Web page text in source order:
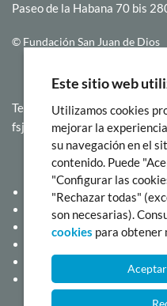
Paseo de la Habana 70 bis
© Fundación San Juan de Dios
Teléfono (034) 91 387 44 89
fsjd.secretaria@sjd.es
Haz un donativo
Aviso Legal
Políticas y procedimientos
Política de privacidad
Canal de Denuncias
Este sitio web
Utilizamos cookies
mejorar la
su navegación en el
contenido. Puede
"Configurar las
"Rechazar todas"
son necesarias).
cookies para obtener